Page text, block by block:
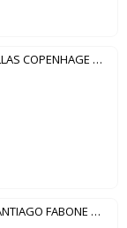
CONJUNTO COPENHAGE 6 SILLAS COPENHAGE FABONE NEGRO LISO|CAFÉ
CONJUNTO MIAMI 4 SILLAS SANTIAGO FABONE BLANCO CRAQUELADO|NEGRO